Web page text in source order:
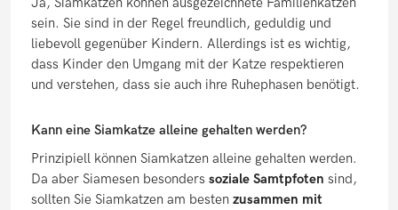
sein. Sie sind in der Regel freundlich, geduldig und
liebevoll gegenüber Kindern. Allerdings ist es wichtig,
dass Kinder den Umgang mit der Katze respektieren
und verstehen, dass sie auch ihre Ruhephasen benötigt.
Kann eine Siamkatze alleine gehalten werden?
Prinzipiell können Siamkatzen alleine gehalten werden.
Da aber Siamesen besonders soziale Samtpfoten sind,
sollten Sie Siamkatzen am besten zusammen mit